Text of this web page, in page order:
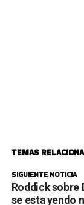
TEMAS
SIGUIENTE NOTICIA
Roddick sobre
se esta yendo